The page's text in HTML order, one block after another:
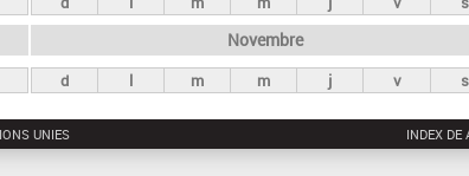
Novembre
d l m m j v s
UNIES INDEX DE